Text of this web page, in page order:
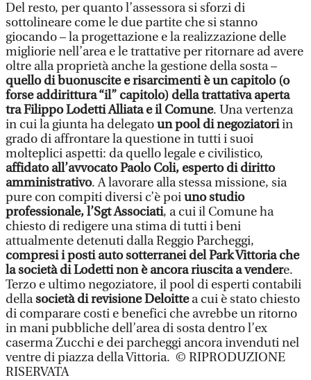
Del resto, per quanto l’assessora si sforzi di
sottolineare come le due partite che si stanno
giocando – la progettazione e la realizzazione delle
migliorie nell’area e le trattative per ritornare ad avere
oltre alla proprietà anche la gestione della sosta –
quello di buonuscite e risarcimenti è un capitolo (o
forse addirittura “il” capitolo) della trattativa aperta
tra Filippo Lodetti Alliata e il Comune. Una vertenza
in cui la giunta ha delegatoun pool di negoziatoriin
grado di affrontare la questione in tutti i suoi
molteplici aspetti: da quello legale e civilistico,
affidato all’avvocato Paolo Coli, esperto di diritto
amministrativo. A lavorare alla stessa missione, sia
pure con compiti diversi c’è poiuno studio
professionale, l’Sgt Associati, a cui il Comune ha
chiesto di redigere una stima di tutti i beni
attualmente detenuti dalla Reggio Parcheggi,
compresi i posti auto sotterranei del Park Vittoria che
la società di Lodetti non è ancora riuscita a vendere.
Terzo e ultimo negoziatore, il pool di esperti contabili
dellasocietà di revisione Deloittea cui è stato chiesto
di comparare costi e benefici che avrebbe un ritorno
in mani pubbliche dell’area di sosta dentro l’ex
caserma Zucchi e dei parcheggi ancora invenduti nel
ventre di piazza della Vittoria. © RIPRODUZIONE
RISERVATA